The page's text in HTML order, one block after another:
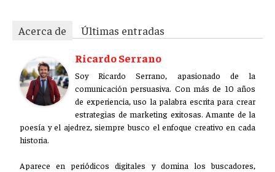
Acerca de
Últimas entradas
Ricardo Serrano
Soy Ricardo Serrano, apasionado de la
comunicación persuasiva. Con más de 10 años
de experiencia, uso la palabra escrita para crear
estrategias de marketing exitosas. Amante de la
poesía y el ajedrez, siempre busco el enfoque creativo en cada
historia.
Aparece en periódicos digitales y domina los buscadores,